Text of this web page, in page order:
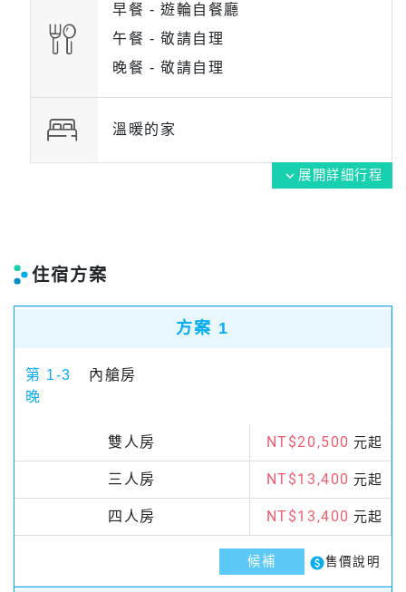
住宿方案
方案 1
第 1-3
晚
內艙房
雙人房 NT$20,500 元起
三人房 NT$13,400 元起
四人房 NT$13,400 元起
候補 paid售價說明
早餐 - 遊輪自餐廳
午餐 - 敬請自理
晚餐 - 敬請自理
溫暖的家
expand_more展開詳細行程